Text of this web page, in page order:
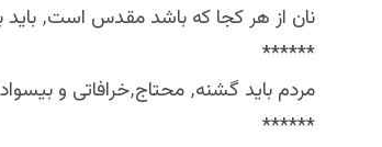
نان از هر کجا که باشد مقدس است٬ باید بوسید
******
مردم باید گشنه٬ محتاج٬خرافاتی و بیسواد بمانند تا مطیع ما باشند
******